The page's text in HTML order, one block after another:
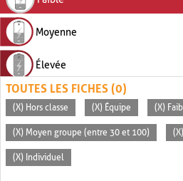
Moyenne
Élevée
TOUTES LES FICHES (0)
(X) Hors classe (X) Équipe (X)
(X) Moyen groupe (entre 30 et 100)
(X) Individuel